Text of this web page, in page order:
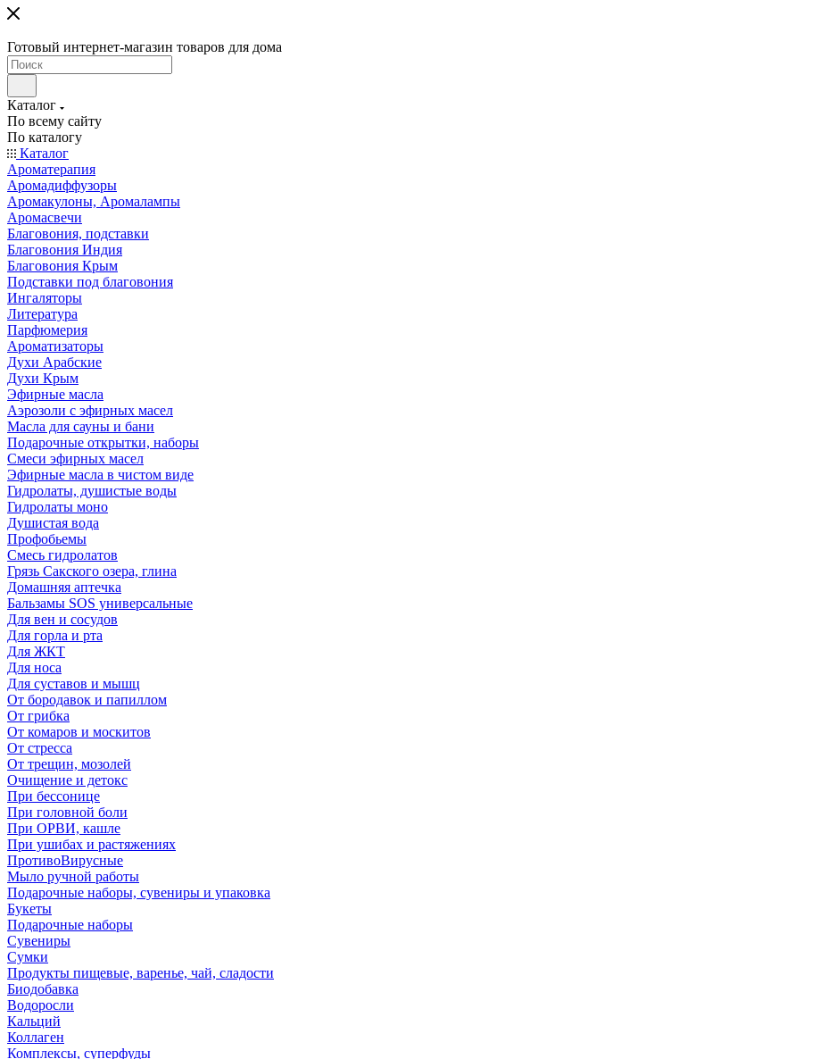
Готовый интернет-магазин товаров для дома
Каталог
По всему сайту
По каталогу
Каталог
Ароматерапия
Аромадиффузоры
Аромакулоны, Аромалампы
Аромасвечи
Благовония, подставки
Благовония Индия
Благовония Крым
Подставки под благовония
Ингаляторы
Литература
Парфюмерия
Ароматизаторы
Духи Арабские
Духи Крым
Эфирные масла
Аэрозоли с эфирных масел
Масла для сауны и бани
Подарочные открытки, наборы
Смеси эфирных масел
Эфирные масла в чистом виде
Гидролаты, душистые воды
Гидролаты моно
Душистая вода
Профобьемы
Смесь гидролатов
Грязь Сакского озера, глина
Домашняя аптечка
Бальзамы SOS универсальные
Для вен и сосудов
Для горла и рта
Для ЖКТ
Для носа
Для суставов и мышц
От бородавок и папиллом
От грибка
От комаров и москитов
От стресса
От трещин, мозолей
Очищение и детокс
При бессонице
При головной боли
При ОРВИ, кашле
При ушибах и растяжениях
ПротивоВирусные
Мыло ручной работы
Подарочные наборы, сувениры и упаковка
Букеты
Подарочные наборы
Сувениры
Сумки
Продукты пищевые, варенье, чай, сладости
Биодобавка
Водоросли
Кальций
Коллаген
Комплексы, суперфуды